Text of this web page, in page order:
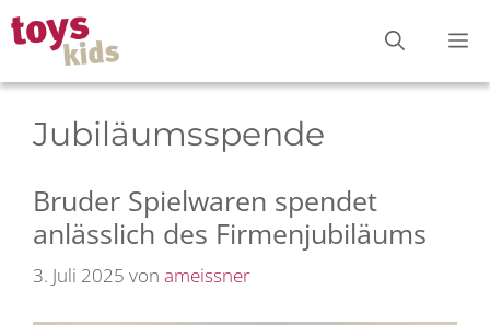
Zum
Inhalt
springen
Jubiläumsspende
Bruder Spielwaren spendet
anlässlich des Firmenjubiläums
3. Juli 2025 von ameissner